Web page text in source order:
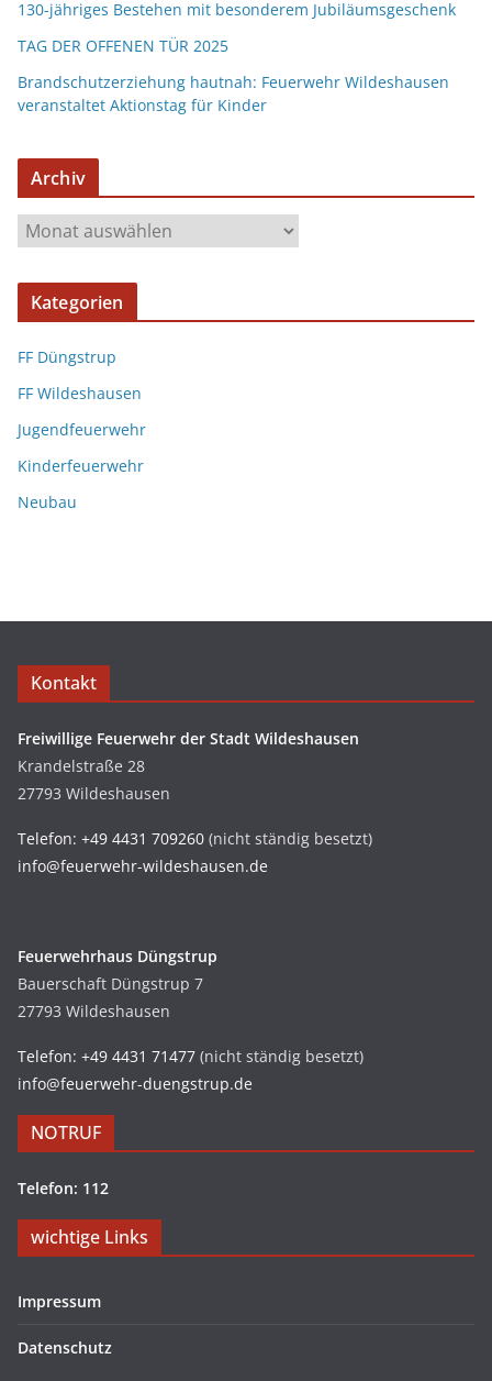
130-jähriges Bestehen mit besonderem Jubiläumsgeschenk
TAG DER OFFENEN TÜR 2025
Brandschutzerziehung hautnah: Feuerwehr Wildeshausen
veranstaltet Aktionstag für Kinder
Archiv
Kategorien
FF Düngstrup
FF Wildeshausen
Jugendfeuerwehr
Kinderfeuerwehr
Neubau
Kontakt
Freiwillige Feuerwehr der Stadt Wildeshausen
Krandelstraße 28
27793 Wildeshausen
Telefon: +49 4431 709260 (nicht ständig besetzt)
info@feuerwehr-wildeshausen.de
Feuerwehrhaus Düngstrup
Bauerschaft Düngstrup 7
27793 Wildeshausen
Telefon: +49 4431 71477 (nicht ständig besetzt)
info@feuerwehr-duengstrup.de
NOTRUF
Telefon: 112
wichtige Links
Impressum
Datenschutz